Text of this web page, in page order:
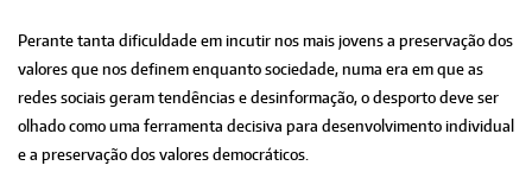
Perante tanta dificuldade em incutir nos mais jovens a preservação dos
valores que nos definem enquanto sociedade, numa era em que as
redes sociais geram tendências e desinformação, o desporto deve ser
olhado como uma ferramenta decisiva para desenvolvimento individual
e a preservação dos valores democráticos.